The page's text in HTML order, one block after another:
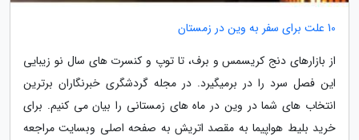
10 علت برای سفر به وین در زمستان
از بازارهای دنج کریسمس و برف، تا توپ و کنسرت­ های سال نو زیبایی
این فصل سرد را در برمی­گیرد. در مجله گردشگری خبرنگاران برترین
انتخاب­ های شما در وین در ماه ­های زمستانی را بیان می­ کنیم. برای
خرید بلیط هواپیما به مقصد اتریش به صفحه اصلی وبسایت مراجعه